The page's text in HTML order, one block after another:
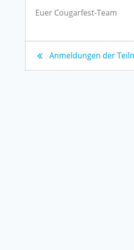
Euer Cougarfest-Team
Anmeldungen der